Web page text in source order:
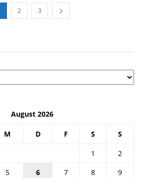
2 3
August 2026
M D F S S
1
2
5 6 7 8
9